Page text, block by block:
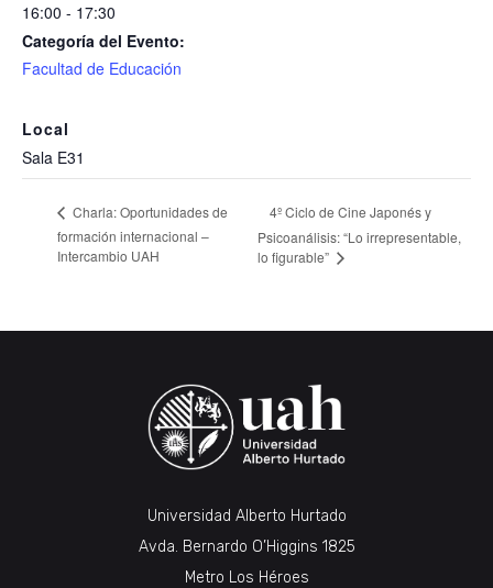
16:00 - 17:30
Categoría del Evento:
Facultad de Educación
Local
Sala E31
Charla: Oportunidades de
formación internacional –
Intercambio UAH
4º Ciclo de Cine Japonés y
Psicoanálisis: “Lo irrepresentable,
lo figurable”
Universidad Alberto Hurtado
Avda. Bernardo O’Higgins 1825
Metro Los Héroes